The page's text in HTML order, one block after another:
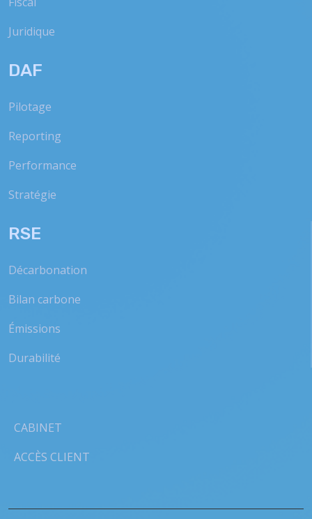
Juridique
DAF
Pilotage
Reporting
Performance
Stratégie
RSE
Décarbonation
Bilan carbone
Émissions
Durabilité
CABINET
ACCÈS CLIENT